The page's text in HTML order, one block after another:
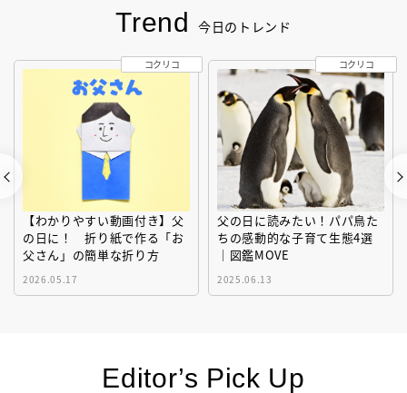
Trend 今日のトレンド
【わかりやすい動画付き】父
の日に！ 折り紙で作る「お
父さん」の簡単な折り方
2026.05.17
コクリコ
父の日に読みたい！パパ鳥た
ちの感動的な子育て生態4選
｜図鑑MOVE
2025.06.13
コクリコ
Editor’s Pick Up